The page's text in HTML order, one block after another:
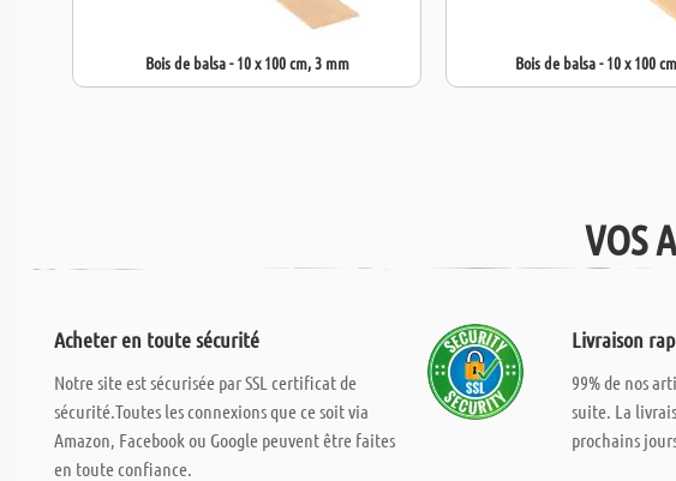
Bois de balsa - 10 x 100 cm, 3 mm Bois de balsa - 10 x 100
VOS
Acheter en toute sécurité
Notre site est sécurisée par SSL certificat de
sécurité.Toutes les connexions que ce soit via
Amazon, Facebook ou Google peuvent être faites
en toute confiance.
Livraison
99% de nos
suite. La
prochains